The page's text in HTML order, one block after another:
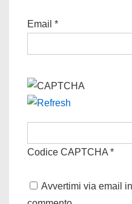
Email *
Codice CAPTCHA *
Avvertimi via email